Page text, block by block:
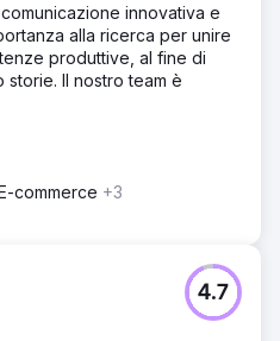
innovativa e
alla ricerca per unire
produttive, al fine di
storie. Il nostro team è
commerce +3
4.7